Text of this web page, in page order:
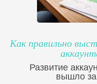
Как правильно
Развитие
вышло за